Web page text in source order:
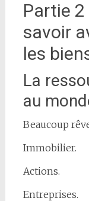
Partie
savoir
les
La
au
Beaucoup
Immobilier.
Actions.
Entreprises.